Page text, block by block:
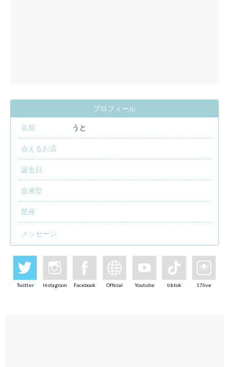
プロフィール
名前 うと
会えるお店
誕生日
血液型
星座
メッセージ
Twitter Instagram Facebook Official Youtube tiktok 17live